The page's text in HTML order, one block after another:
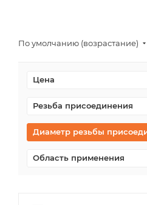
По умолчанию (возрастание)
Цена
Резьба присоединения
Диаметр резьбы
Область применения